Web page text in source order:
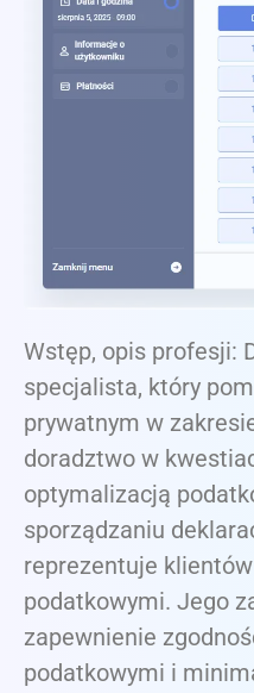
Wstęp, opis profesji:
specjalista, który
prywatnym w
doradztwo w
optymalizacją
sporządzaniu
reprezentuje
podatkowymi. Jego
zapewnienie
podatkowymi i